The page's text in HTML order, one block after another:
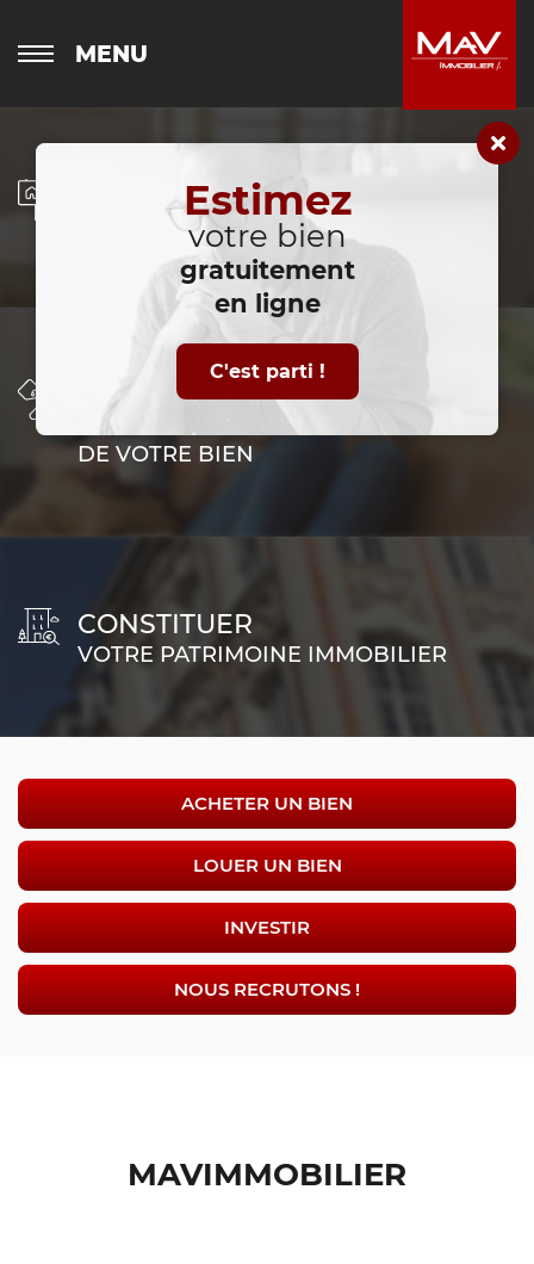
MENU
VENDRE
VOTRE BIEN IMMOBILIER
DÉLÉGUER
LA GESTION LOCATIVE
DE VOTRE BIEN
CONSTITUER
VOTRE PATRIMOINE IMMOBILIER
ACHETER UN BIEN
LOUER UN BIEN
INVESTIR
NOUS RECRUTONS !
MAVIMMOBILIER
Estimez
votre bien
gratuitement
en ligne
C'est parti !